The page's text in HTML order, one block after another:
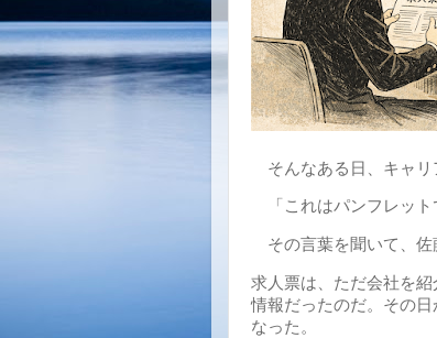
そんなある日、キャリ
「これはパンフレット
その言葉を聞いて、佐
求人票は、ただ会社を
情報だったのだ。その
なった。